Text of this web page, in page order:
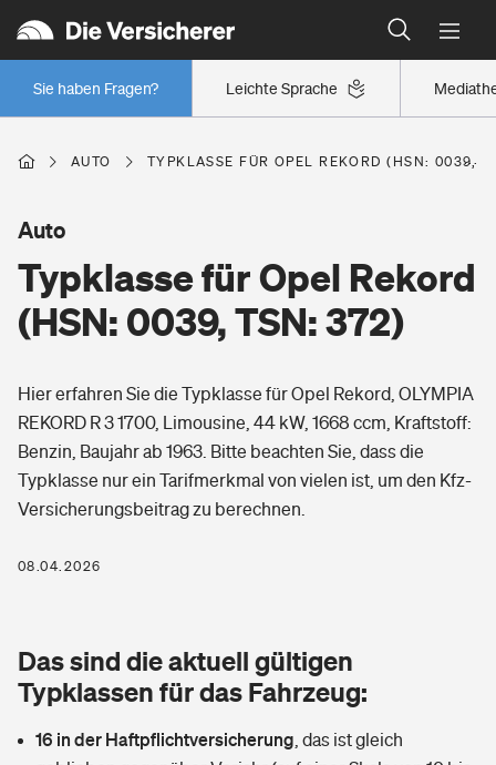
Leichte Sprache
Sie haben Fragen?
Wer versichert was: Jetzt Versicherer finden
Regionalklassen: So ist Ihre Region eingestuft
Wer versichert was: Jetzt Versicherer finden
Berufsunfähigkeitsversicherung
Erwerbsunfähigkeitsversicherung
Grundfähigkeitsversicherung
Arbeitsrechtsschutz
Berufshaftpflichtversicherung
Zur Übersicht
Tools
Wohnen
Elementarversicherung
Glasversicherung
Freizeit
Pri­vate Haft­pflicht­
Kinderunfall­ver­si­che­rung
Kinderinvalidität
Gesundheit
Private Krankenversicherung
Dread-Disease-Versicherung
Tierkrankenversicherung
AUTO TYPKLASSE FÜR OPEL REKORD (HSN: 0039,
Typklasse für Opel Rekord
(HSN: 0039, TSN: 372)
Auto
Hier erfahren Sie die Typklasse für Opel Rekord, OLYMPIA
REKORD R 3 1700, Limousine, 44 kW, 1668 ccm, Kraftstoff:
Benzin, Baujahr ab 1963. Bitte beachten Sie, dass die
Typklasse nur ein Tarifmerkmal von vielen ist, um den Kfz-
Versicherungsbeitrag zu berechnen.
08.04.2026
Das sind die aktuell gültigen
Typklassen für das Fahrzeug:
16 in der Haftpflichtversicherung das ist gleich